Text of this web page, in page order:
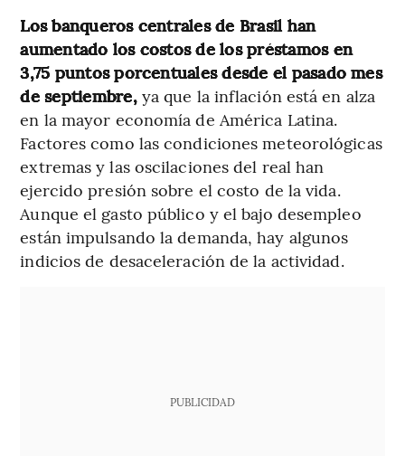
Los banqueros centrales de Brasil han
aumentado los costos de los préstamos en
3,75 puntos porcentuales desde el pasado mes
de septiembre,ya que la inflación está en alza
en la mayor economía de América Latina.
Factores como las condiciones meteorológicas
extremas y las oscilaciones del real han
ejercido presión sobre el costo de la vida.
Aunque el gasto público y el bajo desempleo
están impulsando la demanda, hay algunos
indicios de desaceleración de la actividad.
PUBLICIDAD